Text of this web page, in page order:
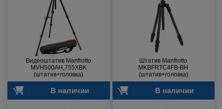
Видеоштатив Manfrotto
MVH500AH,755XBK
(штатив+головка)
В наличии
Штатив Manfrotto
MKBFRTC4FB-BH
(штатив+головка)
В наличии